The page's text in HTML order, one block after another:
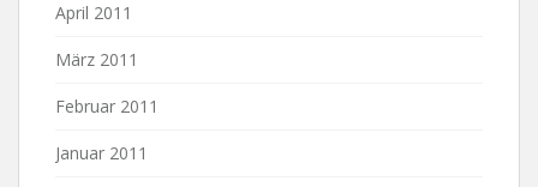
April 2011
März 2011
Februar 2011
Januar 2011